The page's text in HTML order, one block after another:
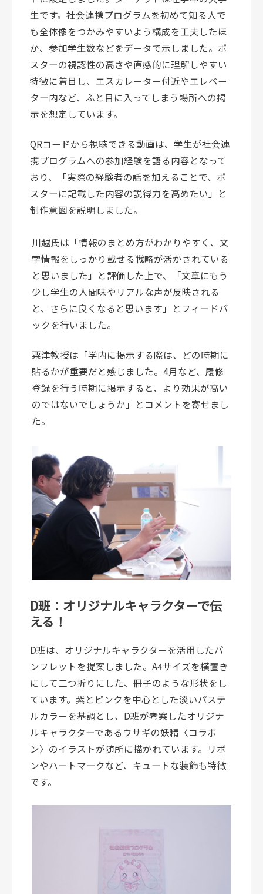
生です。社会連携プログラムを初めて知る人で
も全体像をつかみやすいよう構成を工夫したほ
か、参加学生数などをデータで示しました。ポ
スターの視認性の高さや直感的に理解しやすい
特徴に着目し、エスカレーター付近やエレベー
ター内など、ふと目に入ってしまう場所への掲
示を想定しています。
QRコードから視聴できる動画は、学生が社会連
携プログラムへの参加経験を語る内容となって
おり、「実際の経験者の話を加えることで、ポ
スターに記載した内容の説得力を高めたい」と
制作意図を説明しました。
川越氏は「情報のまとめ方がわかりやすく、文
字情報をしっかり載せる戦略が活かされている
と思いました」と評価した上で、「文章にもう
少し学生の人間味やリアルな声が反映される
と、さらに良くなると思います」とフィードバ
ックを行いました。
粟津教授は「学内に掲示する際は、どの時期に
貼るかが重要だと感じました。4月など、履修
登録を行う時期に掲示すると、より効果が高い
のではないでしょうか」とコメントを寄せまし
た。
D班：オリジナルキャラクターで伝
える！
D班は、オリジナルキャラクターを活用したパ
ンフレットを提案しました。A4サイズを横置き
にして二つ折りにした、冊子のような形状をし
ています。紫とピンクを中心とした淡いパステ
ルカラーを基調とし、D班が考案したオリジナ
ルキャラクターであるウサギの妖精〈コラボ
ン〉のイラストが随所に描かれています。リボ
ンやハートマークなど、キュートな装飾も特徴
です。